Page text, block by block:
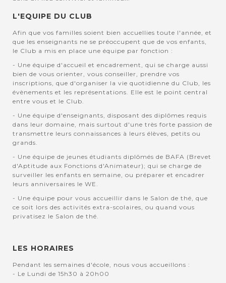
L'EQUIPE DU CLUB
Afin que vos familles soient bien accuellies toute l'année, et
que les enseignants ne se préoccupent que de vos enfants,
le Club a mis en place une équipe par fonction :
- Une équipe d'accueil et encadrement, qui se charge aussi
bien de vous orienter, vous conseiller, prendre vos
inscriptions, que d'organiser la vie quotidienne du Club, les
évènements et les représentations. Elle est le point central
entre vous et le Club.
- Une équipe d'enseignants, disposant des diplômes requis
dans leur domaine, mais surtout d'une très forte passion de
transmettre leurs connaissances à leurs élèves, petits ou
grands.
- Une équipe de jeunes étudiants diplômés de BAFA (Brevet
d'Aptitude aux Fonctions d'Animateur); qui se charge de
surveiller les enfants en semaine, ou préparer et encadrer
leurs anniversaires le WE.
- Une équipe pour vous accueillir dans le Salon de thé, que
ce soit lors des activités extra-scolaires, ou quand vous
privatisez le Salon de thé.
LES HORAIRES
Pendant les semaines d'école, nous vous accueillons :
- Le Lundi de 15h30 à 20h00